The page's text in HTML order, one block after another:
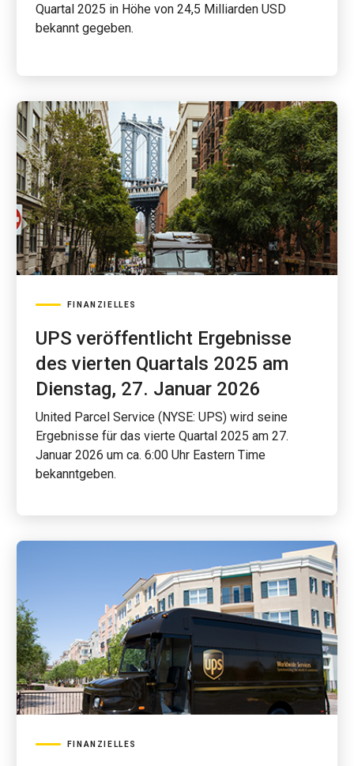
Quartal 2025 in Höhe von 24,5 Milliarden USD
bekannt gegeben.
FINANZIELLES
UPS veröffentlicht Ergebnisse
des vierten Quartals 2025 am
Dienstag, 27. Januar 2026
United Parcel Service (NYSE: UPS) wird seine
Ergebnisse für das vierte Quartal 2025 am 27.
Januar 2026 um ca. 6:00 Uhr Eastern Time
bekanntgeben.
FINANZIELLES